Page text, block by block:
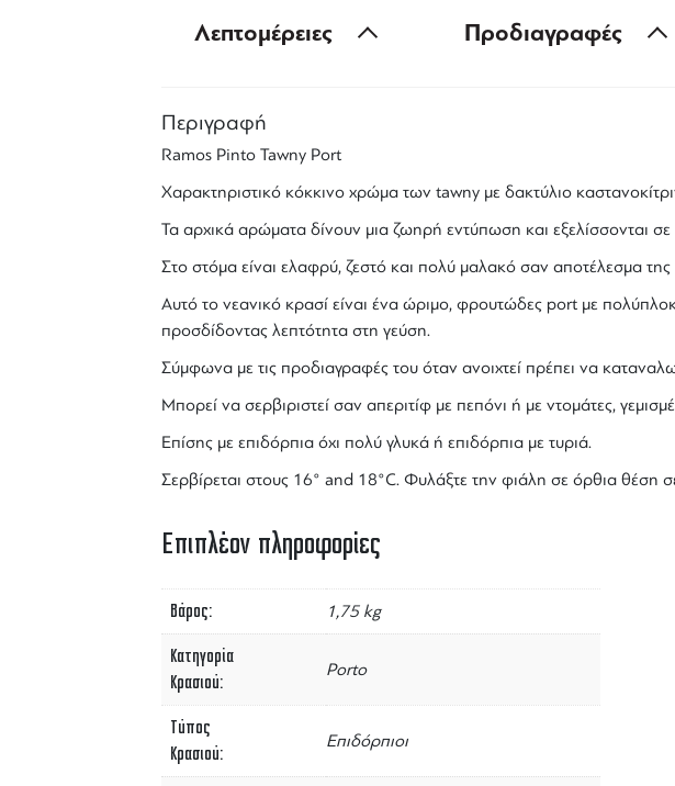
Λεπτομέρειες Προδιαγραφές
Περιγραφή
Ramos Pinto Tawny Port
Χαρακτηριστικό κόκκινο χρώμα των tawny με δακτύλιο
Τα αρχικά αρώματα δίνουν μια ζωηρή εντύπωση και εξελίσσονται
Στο στόμα είναι ελαφρύ, ζεστό και πολύ μαλακό σαν αποτέλεσμα
Αυτό το νεανικό κρασί είναι ένα ώριμο, φρουτώδες port με
προσδίδοντας λεπτότητα στη γεύση.
Σύμφωνα με τις προδιαγραφές του όταν ανοιχτεί πρέπει να
Μπορεί να σερβιριστεί σαν απεριτίφ με πεπόνι ή με ντομάτες,
Επίσης με επιδόρπια όχι πολύ γλυκά ή επιδόρπια με τυριά.
Σερβίρεται στους 16° and 18°C. Φυλάξτε την φιάλη σε όρθια θέση
Επιπλέον πληροφορίες
Βάρος 1,75 kg
Κατηγορία
Κρασιού
Porto
Τύπος
Κρασιού
Επιδόρπιοι